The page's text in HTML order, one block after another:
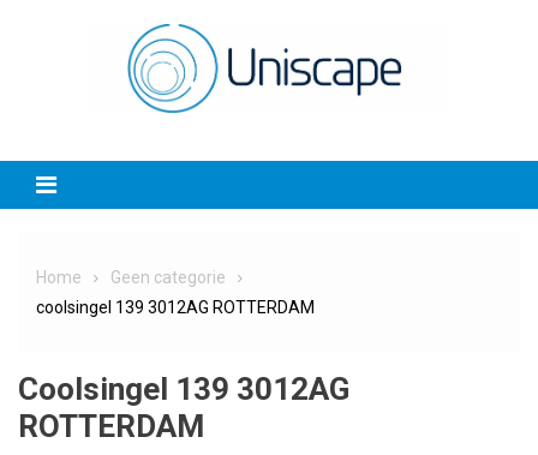
Home
Geen categorie
coolsingel 139 3012AG ROTTERDAM
Coolsingel 139 3012AG
ROTTERDAM